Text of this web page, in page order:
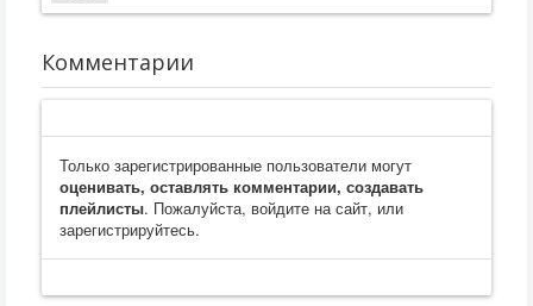
Комментарии
Только зарегистрированные пользователи могут
оценивать, оставлять комментарии, создавать
плейлисты. Пожалуйста, войдите на сайт, или
зарегистрируйтесь.